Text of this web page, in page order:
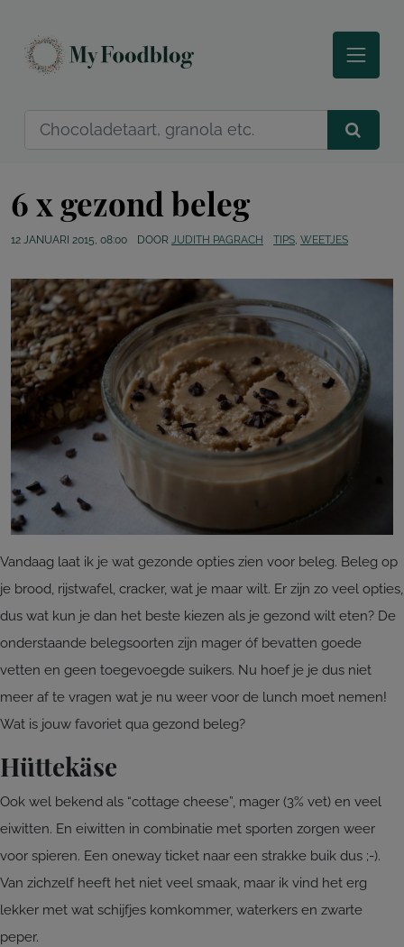
6 x gezond beleg
12 JANUARI 2015, 08:00 DOOR JUDITH PAGRACH TIPS, WEETJES
Vandaag laat ik je wat gezonde opties zien voor beleg. Beleg op
je brood, rijstwafel, cracker, wat je maar wilt. Er zijn zo veel opties,
dus wat kun je dan het beste kiezen als je gezond wilt eten? De
onderstaande belegsoorten zijn mager óf bevatten goede
vetten en geen toegevoegde suikers. Nu hoef je je dus niet
meer af te vragen wat je nu weer voor de lunch moet nemen!
Wat is jouw favoriet qua gezond beleg?
Hüttekäse
Ook wel bekend als “cottage cheese”, mager (3% vet) en veel
eiwitten. En eiwitten in combinatie met sporten zorgen weer
voor spieren. Een oneway ticket naar een strakke buik dus ;-).
Van zichzelf heeft het niet veel smaak, maar ik vind het erg
lekker met wat schijfjes komkommer, waterkers en zwarte
peper.